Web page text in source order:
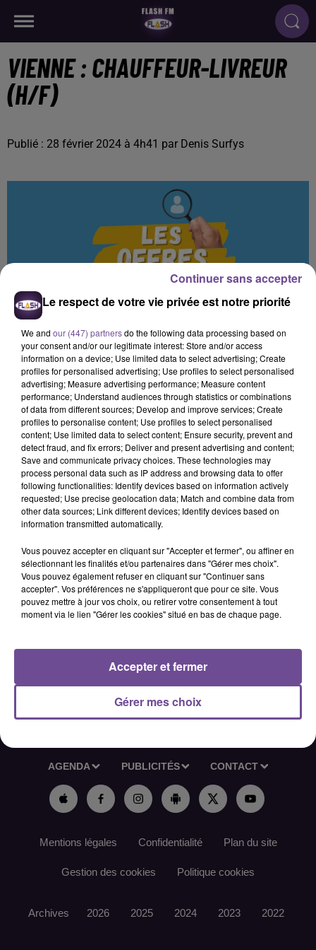
VIENNE : CHAUFFEUR-LIVREUR
(H/F)
Publié : 28 février 2024 à 4h41 par Denis Surfys
Une entreprise de Chalandray
recherche un chauffeur-livreur (H/F).
Une entreprise de Chalandray recherche un chauffeur-livreur
(H/F). La personne assurera les livraisons des clients
professionnels ainsi que la livraison des GMS (Grandes et
Moyennes Surfaces) avec de la prise de commande et de la
mise en rayon si nécessaire. Les livraisons s'effectuent sur
une amplitude maximum de 10 heures pouvant aller de 4h00
du matin à 14h00 l’après-midi. Cette mission sera cumulée à
une activité dans l’atelier de production.
AGENDA PUBLICITÉS CONTACT
Mentions légales Confidentialité Plan du site
Gestion des cookies Politique cookies
Archives 2026 2025 2024 2023 2022
Le respect de votre vie privée est notre priorité
We and our (447) partnersdo the following data processing based on
your consent and/or our legitimate interest: Store and/or access
information on a device; Use limited data to select advertising; Create
profiles for personalised advertising; Use profiles to select personalised
advertising; Measure advertising performance; Measure content
performance; Understand audiences through statistics or combinations
of data from different sources; Develop and improve services; Create
profiles to personalise content; Use profiles to select personalised
content; Use limited data to select content; Ensure security, prevent and
detect fraud, and fix errors; Deliver and present advertising and content;
Save and communicate privacy choices. These technologies may
process personal data such as IP address and browsing data to offer
following functionalities: Identify devices based on information actively
requested; Use precise geolocation data; Match and combine data from
other data sources; Link different devices; Identify devices based on
information transmitted automatically.
Vous pouvez accepter en cliquant sur "Accepter et fermer", ou affiner en
sélectionnant les finalités et/ou partenaires dans "Gérer mes choix".
Vous pouvez également refuser en cliquant sur "Continuer sans
accepter". Vos préférences ne s'appliqueront que pour ce site. Vous
pouvez mettre à jour vos choix, ou retirer votre consentement à tout
moment via le lien "Gérer les cookies" situé en bas de chaque page.
Gérer mes choix
Accepter et fermer
Continuer sans accepter